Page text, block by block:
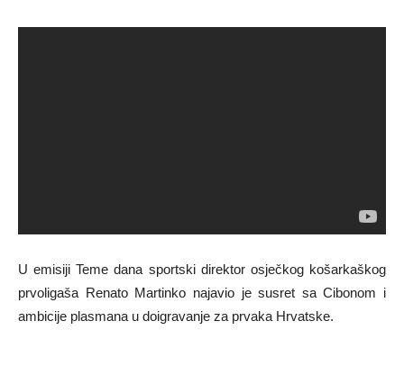
U emisiji Teme dana sportski direktor osječkog košarkaškog
prvoligaša Renato Martinko najavio je susret sa Cibonom i
ambicije plasmana u doigravanje za prvaka Hrvatske.